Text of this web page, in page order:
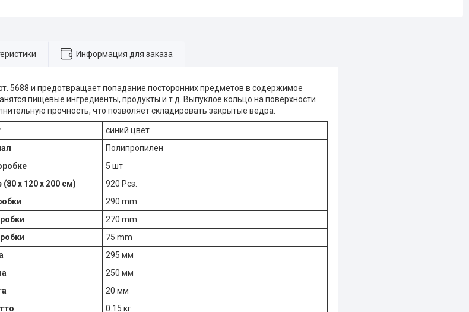
Информация для заказа
5688 и предотвращает попадание посторонних предметов в cодержимое
пищевые ингредиенты, продукты и т.д. Выпуклое кольцо на поверхности
прочность, что позволяет складировать закрытыe ведра.
синий цвет
Полипропилен
5 шт
х 120 х 200 см)
920 Pcs.
290 mm
270 mm
75 mm
295 мм
250 мм
20 мм
0.15 кг